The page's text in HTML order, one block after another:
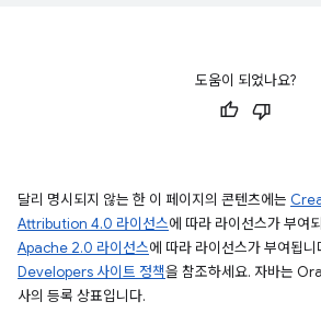
도움이 되었나요?
달리 명시되지 않는 한 이 페이지의 콘텐츠에는
Attribution 4.0 라이선스에 따라 라이선스가 부여
Apache 2.0 라이선스에 따라 라이선스가 부여됩
Developers 사이트 정책을 참조하세요. 자바는
사의 등록 상표입니다.